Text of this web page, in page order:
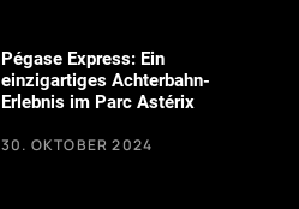
Pégase Express: Ein
einzigartiges Achterbahn-
Erlebnis im Parc Astérix
30. OKTOBER 2024